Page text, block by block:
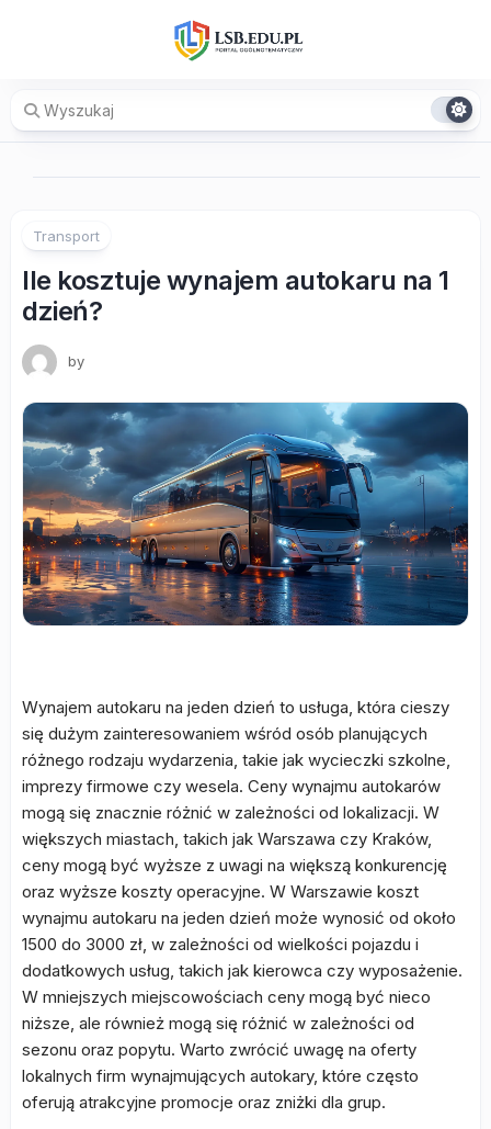
Transport
Ile kosztuje wynajem autokaru na 1
dzień?
by
Wynajem autokaru na jeden dzień to usługa, która cieszy
się dużym zainteresowaniem wśród osób planujących
różnego rodzaju wydarzenia, takie jak wycieczki szkolne,
imprezy firmowe czy wesela. Ceny wynajmu autokarów
mogą się znacznie różnić w zależności od lokalizacji. W
większych miastach, takich jak Warszawa czy Kraków,
ceny mogą być wyższe z uwagi na większą konkurencję
oraz wyższe koszty operacyjne. W Warszawie koszt
wynajmu autokaru na jeden dzień może wynosić od około
1500 do 3000 zł, w zależności od wielkości pojazdu i
dodatkowych usług, takich jak kierowca czy wyposażenie.
W mniejszych miejscowościach ceny mogą być nieco
niższe, ale również mogą się różnić w zależności od
sezonu oraz popytu. Warto zwrócić uwagę na oferty
lokalnych firm wynajmujących autokary, które często
oferują atrakcyjne promocje oraz zniżki dla grup.